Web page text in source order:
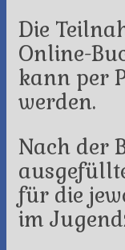
Die
Online-
kann per
werden.
Nach der
für die
im